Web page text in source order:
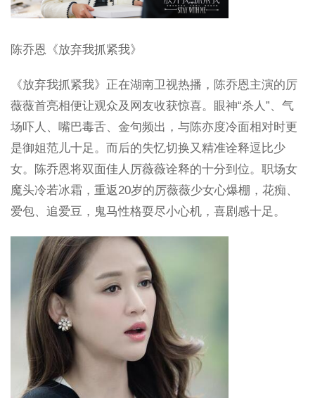
陈乔恩《放弃我抓紧我》
《放弃我抓紧我》正在湖南卫视热播，陈乔恩主演的厉
薇薇首亮相便让观众及网友收获惊喜。眼神“杀人”、气
场吓人、嘴巴毒舌、金句频出，与陈亦度冷面相对时更
是御姐范儿十足。而后的失忆切换又精准诠释逗比少
女。陈乔恩将双面佳人厉薇薇诠释的十分到位。职场女
魔头冷若冰霜，重返20岁的厉薇薇少女心爆棚，花痴、
爱包、追爱豆，鬼马性格耍尽小心机，喜剧感十足。